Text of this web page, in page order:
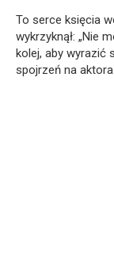
To serce księcia
wykrzyknął: „Nie
kolej, aby wyrazić
spojrzeń na aktora.